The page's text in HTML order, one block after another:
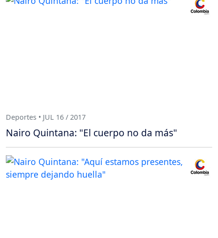
Deportes • JUL 16 / 2017
Nairo Quintana: "El cuerpo no da más"